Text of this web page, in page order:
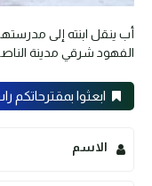
أب ينقل ابنته إلى
الفهود شرقي مدينة
ابعثوا بمقترحاتكم
الاسم